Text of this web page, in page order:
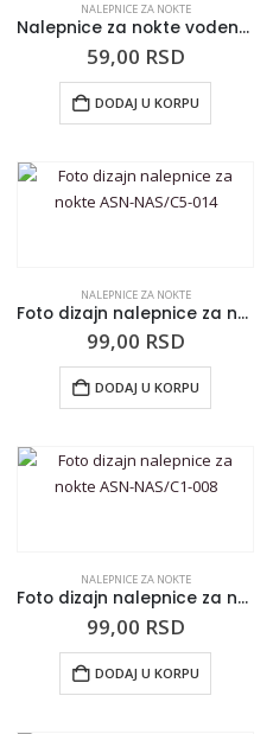
NALEPNICE ZA NOKTE
Nalepnice za nokte vodene ASN-JC 029
59,00 RSD
DODAJ U KORPU
NALEPNICE ZA NOKTE
Foto dizajn nalepnice za nokte ASN-NAS/C5-014
99,00 RSD
DODAJ U KORPU
NALEPNICE ZA NOKTE
Foto dizajn nalepnice za nokte ASN-NAS/C1-008
99,00 RSD
DODAJ U KORPU